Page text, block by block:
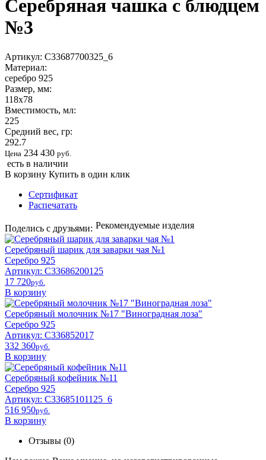
Серебряная чашка с блюдцем
№3
Артикул: С33687700325_6
Материал:
серебро 925
Размер, мм:
118х78
Вместимость, мл:
225
Средний вес, гр:
292.7
Цена 234 430 руб.
есть в наличии
В корзину Купить в один клик
Сертификат
Распечатать
Поделись с друзьями: Рекомендуемые изделия
Серебряный шарик для заварки чая №1
Серебро 925
Артикул: С33686200125
17 720pyб.
В корзину
Серебряный молочник №17 "Виноградная лоза"
Серебро 925
Артикул: С336852017
332 360pyб.
В корзину
Серебряный кофейник №11
Серебро 925
Артикул: С33685101125_6
516 950pyб.
В корзину
Отзывы (0)